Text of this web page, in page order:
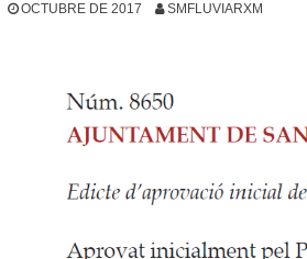
OCTUBRE DE 2017 SMFLUVIARXM